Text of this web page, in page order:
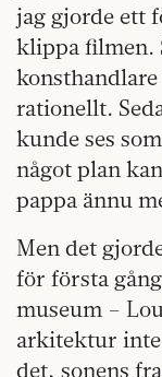
jag gjorde ett
klippa filmen.
rationellt.
kunde ses
något plan
pappa ännu
Men det
för första
museum –
arkitektur
det, sonens